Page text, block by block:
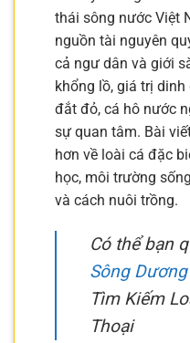
thái sông nước Việt
nguồn tài nguyên
cả ngư dân và giới
khổng lồ, giá trị
đắt đỏ, cá hô nước
sự quan tâm. Bài
hơn về loài cá đặc
học, môi trường
và cách nuôi trồng.
Có thể bạn
Sông
Tìm Kiếm
Thoại